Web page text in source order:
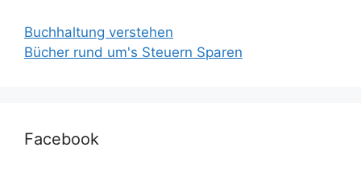
Buchhaltung verstehen
Bücher rund um's Steuern Sparen
Facebook